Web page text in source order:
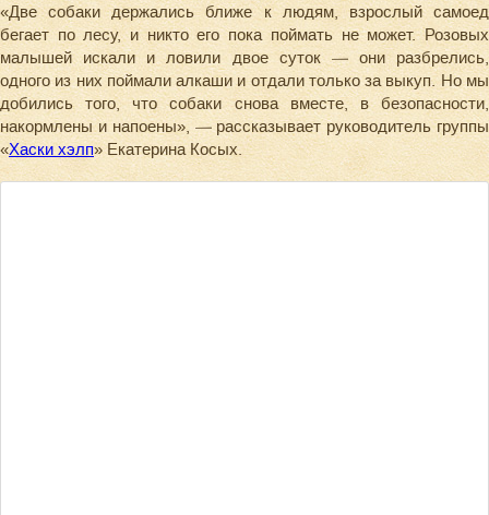
«Две собаки держались ближе к людям, взрослый самоед
бегает по лесу, и никто его пока поймать не может. Розовых
малышей искали и ловили двое суток — они разбрелись,
одного из них поймали алкаши и отдали только за выкуп. Но мы
добились того, что собаки снова вместе, в безопасности,
накормлены и напоены», — рассказывает руководитель группы
«Хаски хэлп» Екатерина Косых.